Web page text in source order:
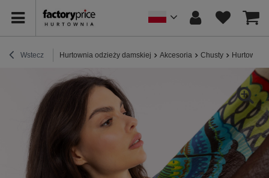
Wstecz Hurtownia odzieży damskiej Akcesoria Chusty Hurtownia